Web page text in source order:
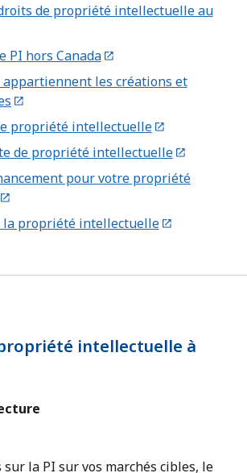
de propriété intellectuelle au
PI hors Canada
appartiennent les créations et
propriété intellectuelle
de propriété intellectuelle
pour votre propriété
la propriété intellectuelle
intellectuelle à
sur la PI sur vos marchés cibles, le